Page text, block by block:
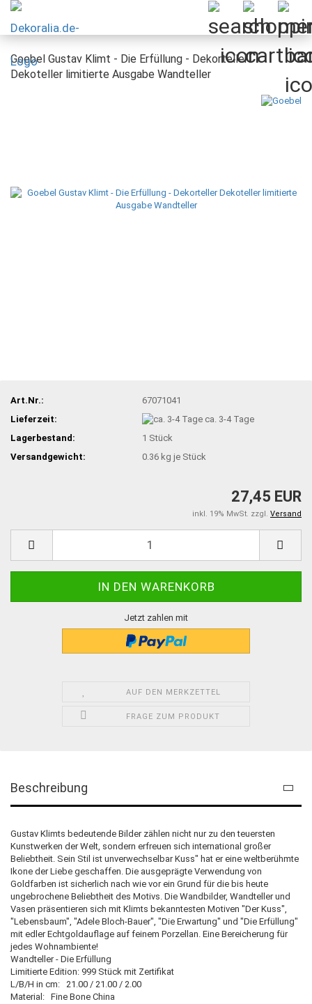
Goebel Gustav Klimt - Die Erfüllung - Dekorteller
Dekoteller limitierte Ausgabe Wandteller
Art.Nr.:
67071041
Lieferzeit:
ca. 3-4 Tage
Lagerbestand:
1 Stück
Versandgewicht:
0.36 kg je Stück
27,45 EUR
inkl. 19% MwSt. zzgl. Versand
Jetzt zahlen mit
AUF DEN MERKZETTEL
FRAGE ZUM PRODUKT
Beschreibung
Gustav Klimts bedeutende Bilder zählen nicht nur zu den teuersten
Kunstwerken der Welt, sondern erfreuen sich international großer
Beliebtheit. Sein Stil ist unverwechselbar Kuss" hat er eine weltberühmte
Ikone der Liebe geschaffen. Die ausgeprägte Verwendung von
Goldfarben ist sicherlich nach wie vor ein Grund für die bis heute
ungebrochene Beliebtheit des Motivs. Die Wandbilder, Wandteller und
Vasen präsentieren sich mit Klimts bekanntesten Motiven "Der Kuss",
"Lebensbaum", "Adele Bloch-Bauer", "Die Erwartung" und "Die Erfüllung"
mit edler Echtgoldauflage auf feinem Porzellan. Eine Bereicherung für
jedes Wohnambiente!
Wandteller - Die Erfüllung
Limitierte Edition: 999 Stück mit Zertifikat
L/B/H in cm: 21.00 / 21.00 / 2.00
Material: Fine Bone China